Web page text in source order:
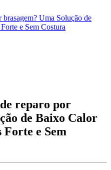
Uma Solução de
e Sem Costura
reparo por
de Baixo Calor
e Sem